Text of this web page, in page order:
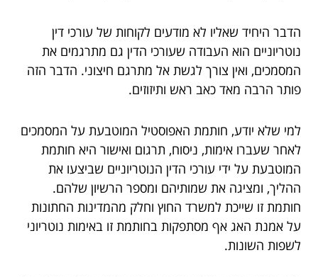
הדבר היחיד שאליו לא מודעים לקוחות של עורכי דין
נוטריוניים הוא העבודה שעורכי הדין גם מתרגמים את
המסמכים, ואין צורך לגשת אל מתרגם חיצוני. הדבר הזה
פותר הרבה מאד כאב ראש ותיזוזים.
למי שלא יודע, חותמת האפוסטיל המוטבעת על המסמכים
לאחר שעברו אימות, ניסוח, תרגום ואישור היא חותמת
המוטבעת על ידי עורכי הדין הנוטריוניים שביצעו את
ההליך, ומציגה את שמותיהם ומספר הרשיון שלהם.
חותמת זו שייכת למשרד החוץ וחלק מהמדינות החתונות
על אמנת האג אף מסתפקות בחותמת זו באימות נוטריוני
לשפות השונות.